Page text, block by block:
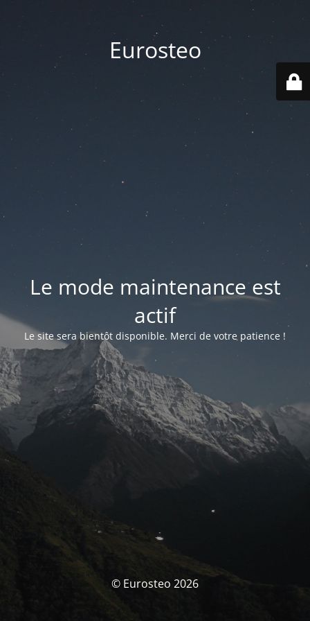
Eurosteo
Le mode maintenance est
actif
Le site sera bientôt disponible. Merci de votre patience !
© Eurosteo 2026